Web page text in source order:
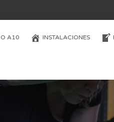
A10 INSTALACIONES